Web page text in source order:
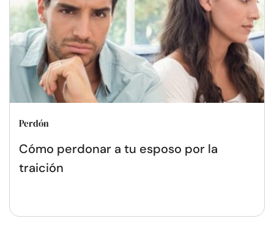
Perdón
Cómo perdonar a tu esposo por la
traición